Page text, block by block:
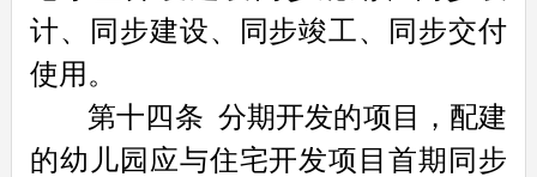
计、同步建设、同步竣工、同步交付
使用。
第十四条 分期开发的项目，配建
的幼儿园应与住宅开发项目首期同步